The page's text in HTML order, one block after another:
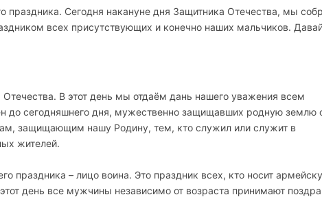
праздника. Сегодня накануне дня Защитника Отечества, мы
всех присутствующих и конечно наших мальчиков.
В этот день мы отдаём дань нашего уважения всем
до сегодняшнего дня, мужественно защищавших родную землю
защищающим нашу Родину, тем, кто служил или служит в
жителей.
праздника – лицо воина. Это праздник всех, кто носит
день все мужчины независимо от возраста принимают